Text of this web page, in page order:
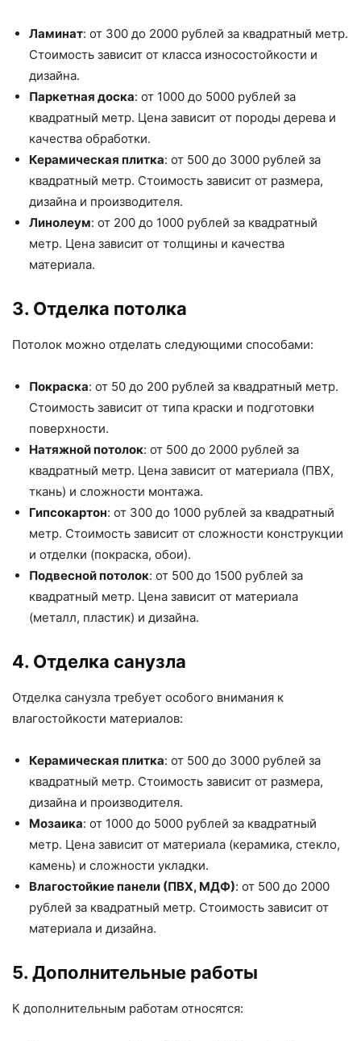
Ламинат: от 300 до 2000 рублей за квадратный метр.
Стоимость зависит от класса износостойкости и
дизайна.
Паркетная доска: от 1000 до 5000 рублей за
квадратный метр. Цена зависит от породы дерева и
качества обработки.
Керамическая плитка: от 500 до 3000 рублей за
квадратный метр. Стоимость зависит от размера,
дизайна и производителя.
Линолеум: от 200 до 1000 рублей за квадратный
метр. Цена зависит от толщины и качества
материала.
3. Отделка потолка
Потолок можно отделать следующими способами:
Покраска: от 50 до 200 рублей за квадратный метр.
Стоимость зависит от типа краски и подготовки
поверхности.
Натяжной потолок: от 500 до 2000 рублей за
квадратный метр. Цена зависит от материала (ПВХ,
ткань) и сложности монтажа.
Гипсокартон: от 300 до 1000 рублей за квадратный
метр. Стоимость зависит от сложности конструкции
и отделки (покраска, обои).
Подвесной потолок: от 500 до 1500 рублей за
квадратный метр. Цена зависит от материала
(металл, пластик) и дизайна.
4. Отделка санузла
Отделка санузла требует особого внимания к
влагостойкости материалов:
Керамическая плитка: от 500 до 3000 рублей за
квадратный метр. Стоимость зависит от размера,
дизайна и производителя.
Мозаика: от 1000 до 5000 рублей за квадратный
метр. Цена зависит от материала (керамика, стекло,
камень) и сложности укладки.
Влагостойкие панели (ПВХ, МДФ): от 500 до 2000
рублей за квадратный метр. Стоимость зависит от
материала и дизайна.
5. Дополнительные работы
К дополнительным работам относятся: